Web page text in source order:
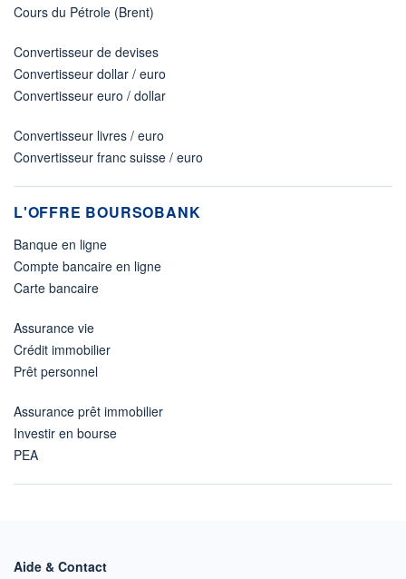
Cours du Pétrole (Brent)
Convertisseur de devises
Convertisseur dollar / euro
Convertisseur euro / dollar
Convertisseur livres / euro
Convertisseur franc suisse / euro
L'OFFRE BOURSOBANK
Banque en ligne
Compte bancaire en ligne
Carte bancaire
Assurance vie
Crédit immobilier
Prêt personnel
Assurance prêt immobilier
Investir en bourse
PEA
Aide & Contact